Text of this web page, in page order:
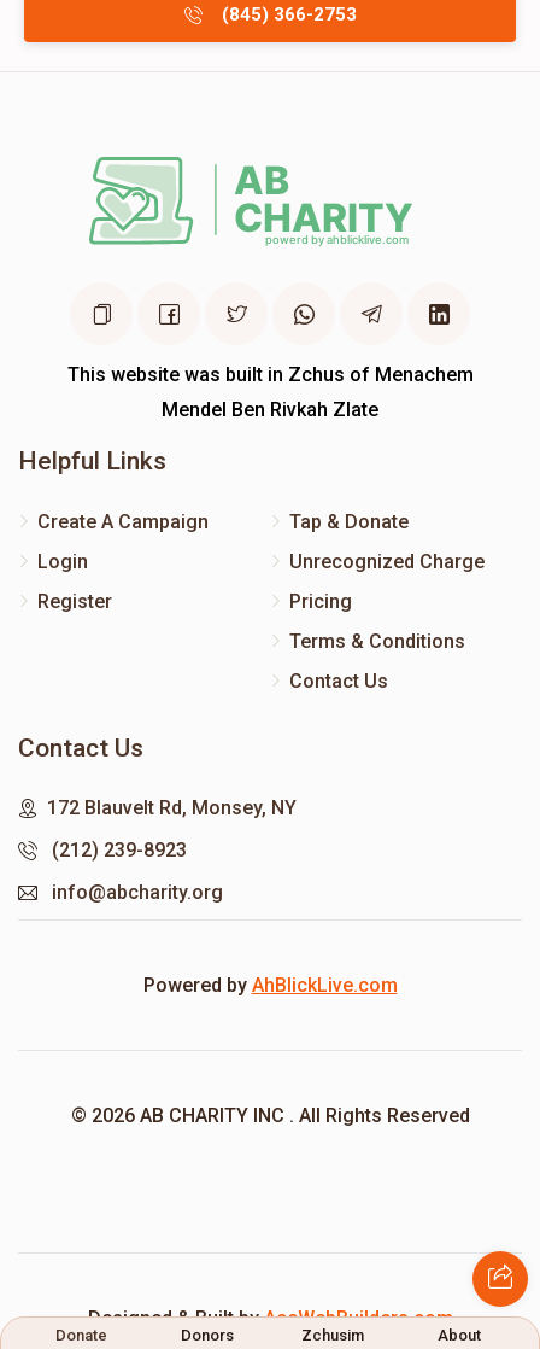
(845) 366-2753
This website was built in Zchus of Menachem
Mendel Ben Rivkah Zlate
Helpful Links
Create A Campaign
Login
Register
Tap & Donate
Unrecognized Charge
Pricing
Terms & Conditions
Contact Us
Contact Us
172 Blauvelt Rd, Monsey, NY
(212) 239-8923
info@abcharity.org
Powered by AhBlickLive.com
© 2026 AB CHARITY INC . All Rights Reserved
Designed & Built byAceWebBuilders.com
Donate Donors Zchusim About